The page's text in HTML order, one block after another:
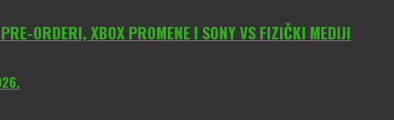
ORDERI, XBOX PROMENE I SONY VS FIZIČKI MEDIJI